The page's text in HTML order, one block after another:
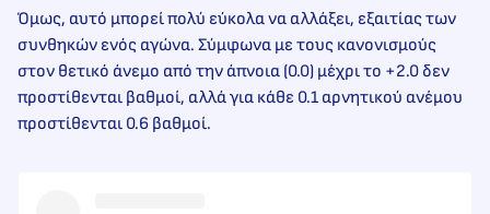
Όμως, αυτό μπορεί πολύ εύκολα να αλλάξει, εξαιτίας των
συνθηκών ενός αγώνα. Σύμφωνα με τους κανονισμούς
στον θετικό άνεμο από την άπνοια (0.0) μέχρι το +2.0 δεν
προστίθενται βαθμοί, αλλά για κάθε 0.1 αρνητικού ανέμου
προστίθενται 0.6 βαθμοί.